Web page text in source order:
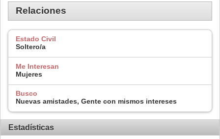
Relaciones
Estado Civil
Soltero/a
Me Interesan
Mujeres
Busco
Nuevas amistades, Gente con mismos intereses
Estadísticas